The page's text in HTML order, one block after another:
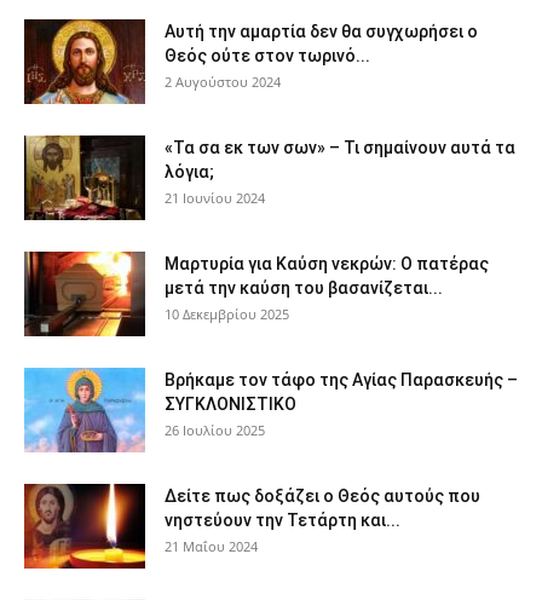
Αυτή την αμαρτία δεν θα συγχωρήσει ο
Θεός ούτε στον τωρινό...
2 Αυγούστου 2024
«Τα σα εκ των σων» – Τι σημαίνουν αυτά τα
λόγια;
21 Ιουνίου 2024
Μαρτυρία για Καύση νεκρών: Ο πατέρας
μετά την καύση του βασανίζεται...
10 Δεκεμβρίου 2025
Βρήκαμε τον τάφο της Αγίας Παρασκευής –
ΣΥΓΚΛΟΝΙΣΤΙΚΟ
26 Ιουλίου 2025
Δείτε πως δοξάζει ο Θεός αυτούς που
νηστεύουν την Τετάρτη και...
21 Μαΐου 2024